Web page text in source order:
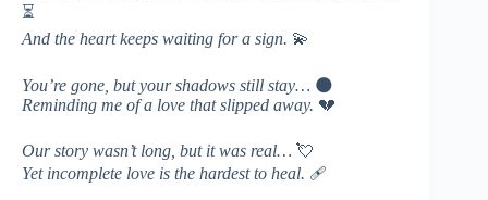
⏳
And the heart keeps waiting for a sign. 💫
You’re gone, but your shadows still stay… 🌑
Reminding me of a love that slipped away. 💔
Our story wasn’t long, but it was real… 💘
Yet incomplete love is the hardest to heal. 🩹